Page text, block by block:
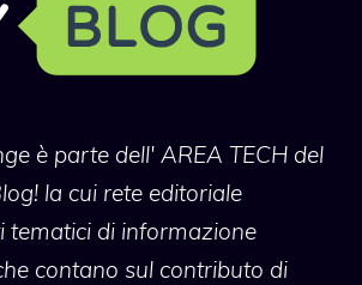
è parte dell' AREA TECH del
la cui rete editoriale
tematici di informazione
contano sul contributo di